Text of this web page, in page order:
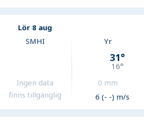
Lör 8 aug
SMHI
Ingen data
finns tillgänglig
Yr
31°
16°
0 mm
6 (- -) m/s